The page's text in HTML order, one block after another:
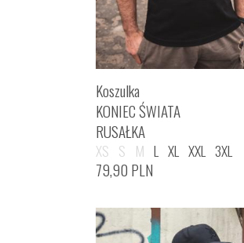
Koszulka
KONIEC ŚWIATA
RUSAŁKA
XS S M L XL XXL 3XL
79,90 PLN